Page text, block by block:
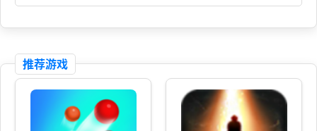
推荐游戏